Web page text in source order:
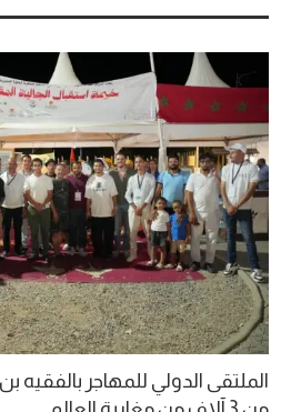
الملتقى الدولي للمهاجر